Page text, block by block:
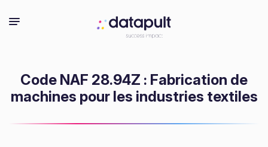
Code NAF 28.94Z : Fabrication de
machines pour les industries textiles